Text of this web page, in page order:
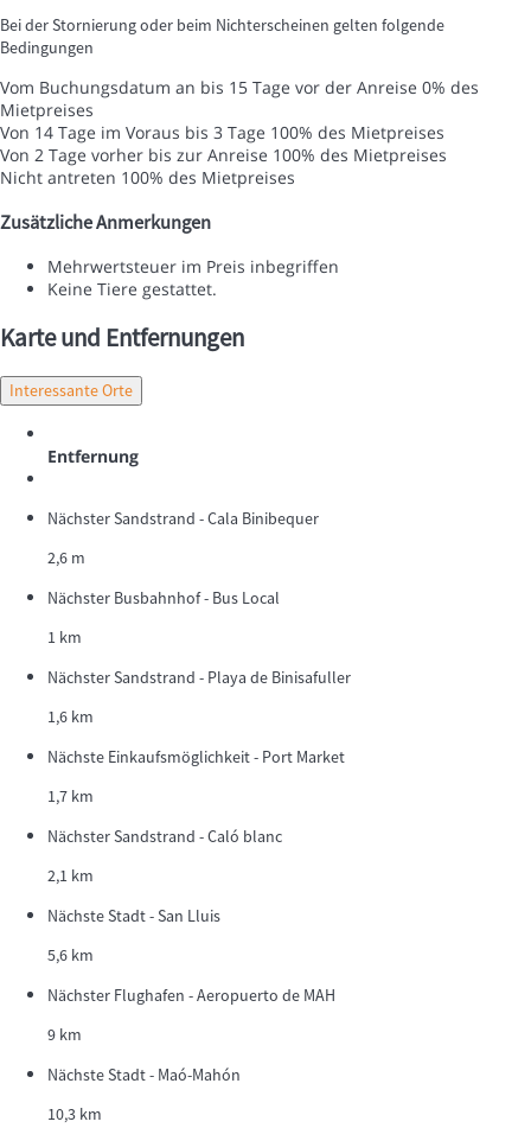
Bei der Stornierung oder beim Nichterscheinen gelten folgende
Bedingungen
Vom Buchungsdatum an bis 15 Tage vor der Anreise 0% des
Mietpreises
Von 14 Tage im Voraus bis 3 Tage 100% des Mietpreises
Von 2 Tage vorher bis zur Anreise 100% des Mietpreises
Nicht antreten 100% des Mietpreises
Zusätzliche Anmerkungen
Mehrwertsteuer im Preis inbegriffen
Keine Tiere gestattet.
Karte und Entfernungen
Interessante Orte
Entfernung
Nächster Sandstrand - Cala Binibequer
2,6 m
Nächster Busbahnhof - Bus Local
1 km
Nächster Sandstrand - Playa de Binisafuller
1,6 km
Nächste Einkaufsmöglichkeit - Port Market
1,7 km
Nächster Sandstrand - Caló blanc
2,1 km
Nächste Stadt - San Lluis
5,6 km
Nächster Flughafen - Aeropuerto de MAH
9 km
Nächste Stadt - Maó-Mahón
10,3 km